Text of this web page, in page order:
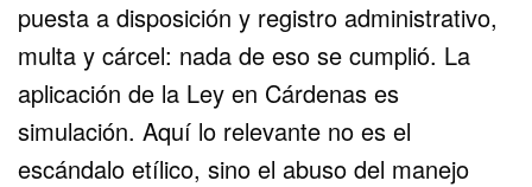
puesta a disposición y registro administrativo,
multa y cárcel: nada de eso se cumplió. La
aplicación de la Ley en Cárdenas es
simulación. Aquí lo relevante no es el
escándalo etílico, sino el abuso del manejo